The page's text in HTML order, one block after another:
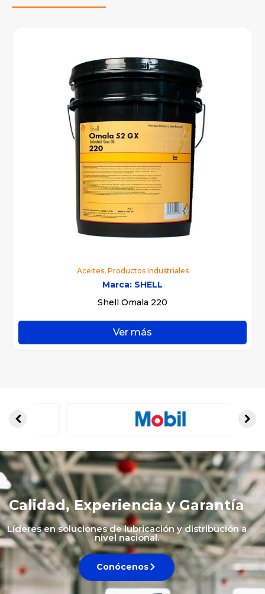
Aceites, Productos Industriales
Marca: SHELL
Shell Omala 220
Ver más
Calidad, Experiencia y Garantía
Líderes en soluciones de lubricación y distribución a
nivel nacional.
Conócenos